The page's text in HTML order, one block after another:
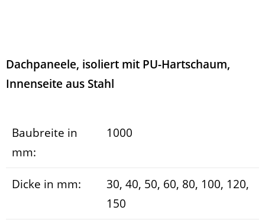
Dachpaneele, isoliert mit PU-Hartschaum,
Innenseite aus Stahl
Baubreite in
mm:
1000
Dicke in mm:
30, 40, 50, 60, 80, 100, 120,
150